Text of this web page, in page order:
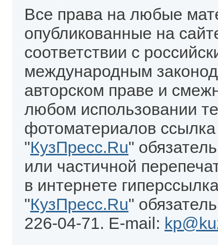
Все права на любые
опубликованные на
соответствии с
международным
авторском праве и
любом использовании
фотоматериалов
"КузПресс.Ru"
или частичной
в интернете
"КузПресс.Ru"
226-04-71. E-mail: